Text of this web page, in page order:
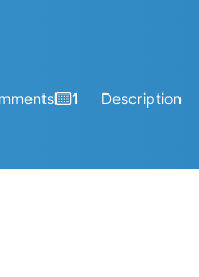
Description
1